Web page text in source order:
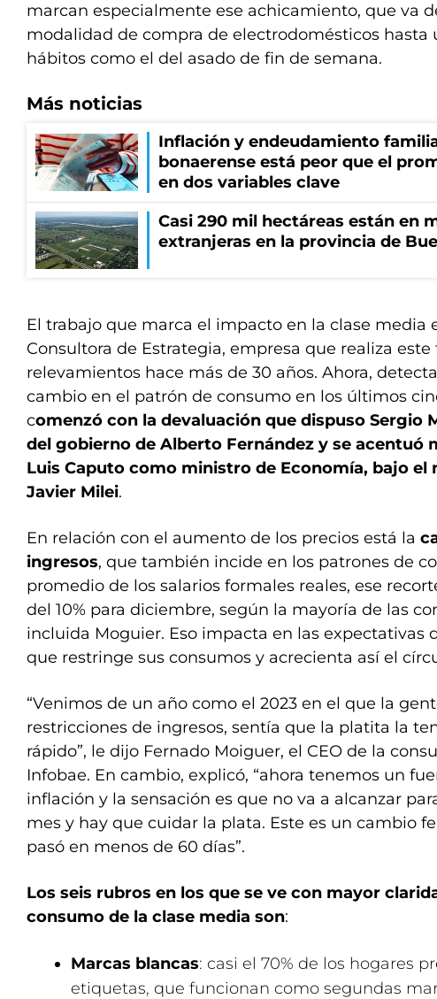
marcan especialmente ese achicamiento, que va
modalidad de compra de electrodomésticos hasta
hábitos como el del asado de fin de semana.
Más noticias
Inflación y endeudamiento
bonaerense está peor que el
en dos variables clave
Casi 290 mil hectáreas están en
extranjeras en la provincia de
El trabajo que marca el impacto en la clase media
Consultora de Estrategia, empresa que realiza este
relevamientos hace más de 30 años. Ahora,
cambio en el patrón de consumo en los últimos
comenzó con la devaluación que dispuso Sergio
del gobierno de Alberto Fernández y se acentuó
Luis Caputo como ministro de Economía, bajo el
Javier Milei.
En relación con el aumento de los precios está la
ingresos, que también incide en los patrones de
promedio de los salarios formales reales, ese
del 10% para diciembre, según la mayoría de las
incluida Moguier. Eso impacta en las expectativas
que restringe sus consumos y acrecienta así el
“Venimos de un año como el 2023 en el que la
restricciones de ingresos, sentía que la platita la
rápido”, le dijo Fernado Moiguer, el CEO de la
Infobae. En cambio, explicó, “ahora tenemos un
inflación y la sensación es que no va a alcanzar
mes y hay que cuidar la plata. Este es un cambio
pasó en menos de 60 días”.
Los seis rubros en los que se ve con mayor
consumo de la clase media son:
Marcas blancas: casi el 70% de los hogares
etiquetas, que funcionan como segundas